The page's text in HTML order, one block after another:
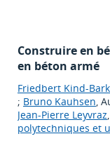
Construire en
en béton armé
Friedbert Kind-
; Bruno Kauhsen,
Jean-Pierre Leyvraz
polytechniques et